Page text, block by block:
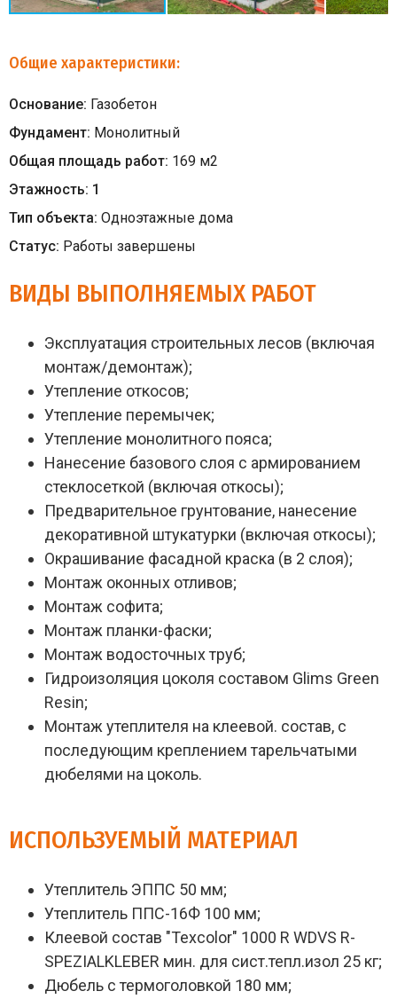
Общие характеристики:
Основание: Газобетон
Фундамент: Монолитный
Общая площадь работ: 169 м2
Этажность: 1
Тип объекта: Одноэтажные дома
Статус: Работы завершены
ВИДЫ ВЫПОЛНЯЕМЫХ РАБОТ
Эксплуатация строительных лесов (включая
монтаж/демонтаж);
Утепление откосов;
Утепление перемычек;
Утепление монолитного пояса;
Нанесение базового слоя с армированием
стеклосеткой (включая откосы);
Предварительное грунтование, нанесение
декоративной штукатурки (включая откосы);
Окрашивание фасадной краска (в 2 слоя);
Монтаж оконных отливов;
Монтаж софита;
Монтаж планки-фаски;
Монтаж водосточных труб;
Гидроизоляция цоколя составом Glims Green
Resin;
Монтаж утеплителя на клеевой. состав, с
последующим креплением тарельчатыми
дюбелями на цоколь.
ИСПОЛЬЗУЕМЫЙ МАТЕРИАЛ
Утеплитель ЭППС 50 мм;
Утеплитель ППС-16Ф 100 мм;
Клеевой состав "Texcolor" 1000 R WDVS R-
SPEZIALKLEBER мин. для сист.тепл.изол 25 кг;
Дюбель с термоголовкой 180 мм;